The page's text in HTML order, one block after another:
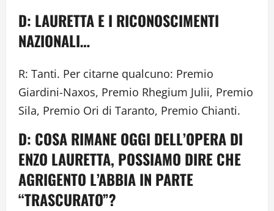
D: LAURETTA E I RICONOSCIMENTI
NAZIONALI…
R: Tanti. Per citarne qualcuno: Premio
Giardini-Naxos, Premio Rhegium Julii, Premio
Sila, Premio Ori di Taranto, Premio Chianti.
D: COSA RIMANE OGGI DELL’OPERA DI
ENZO LAURETTA, POSSIAMO DIRE CHE
AGRIGENTO L’ABBIA IN PARTE
“TRASCURATO”?